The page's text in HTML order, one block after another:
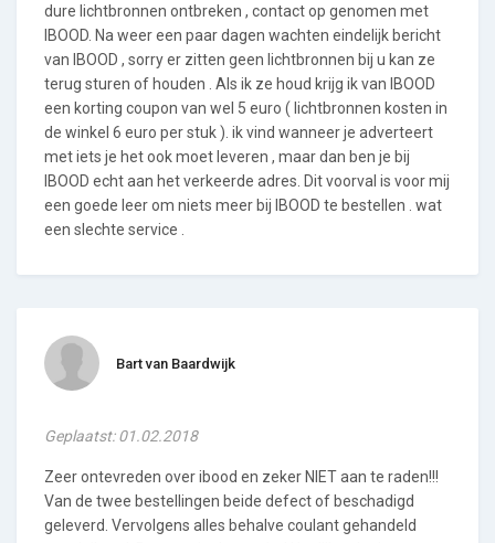
dure lichtbronnen ontbreken , contact op genomen met
IBOOD. Na weer een paar dagen wachten eindelijk bericht
van IBOOD , sorry er zitten geen lichtbronnen bij u kan ze
terug sturen of houden . Als ik ze houd krijg ik van IBOOD
een korting coupon van wel 5 euro ( lichtbronnen kosten in
de winkel 6 euro per stuk ). ik vind wanneer je adverteert
met iets je het ook moet leveren , maar dan ben je bij
IBOOD echt aan het verkeerde adres. Dit voorval is voor mij
een goede leer om niets meer bij IBOOD te bestellen . wat
een slechte service .
Bart van Baardwijk
Geplaatst: 01.02.2018
Zeer ontevreden over ibood en zeker NIET aan te raden!!!
Van de twee bestellingen beide defect of beschadigd
geleverd. Vervolgens alles behalve coulant gehandeld